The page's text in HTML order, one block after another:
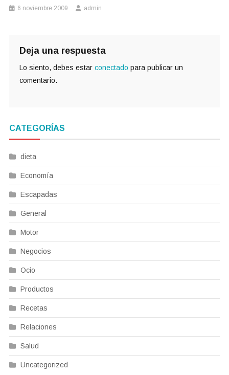
6 noviembre 2009 admin
Deja una respuesta
Lo siento, debes estar conectado para publicar un
comentario.
CATEGORÍAS
dieta
Economía
Escapadas
General
Motor
Negocios
Ocio
Productos
Recetas
Relaciones
Salud
Uncategorized